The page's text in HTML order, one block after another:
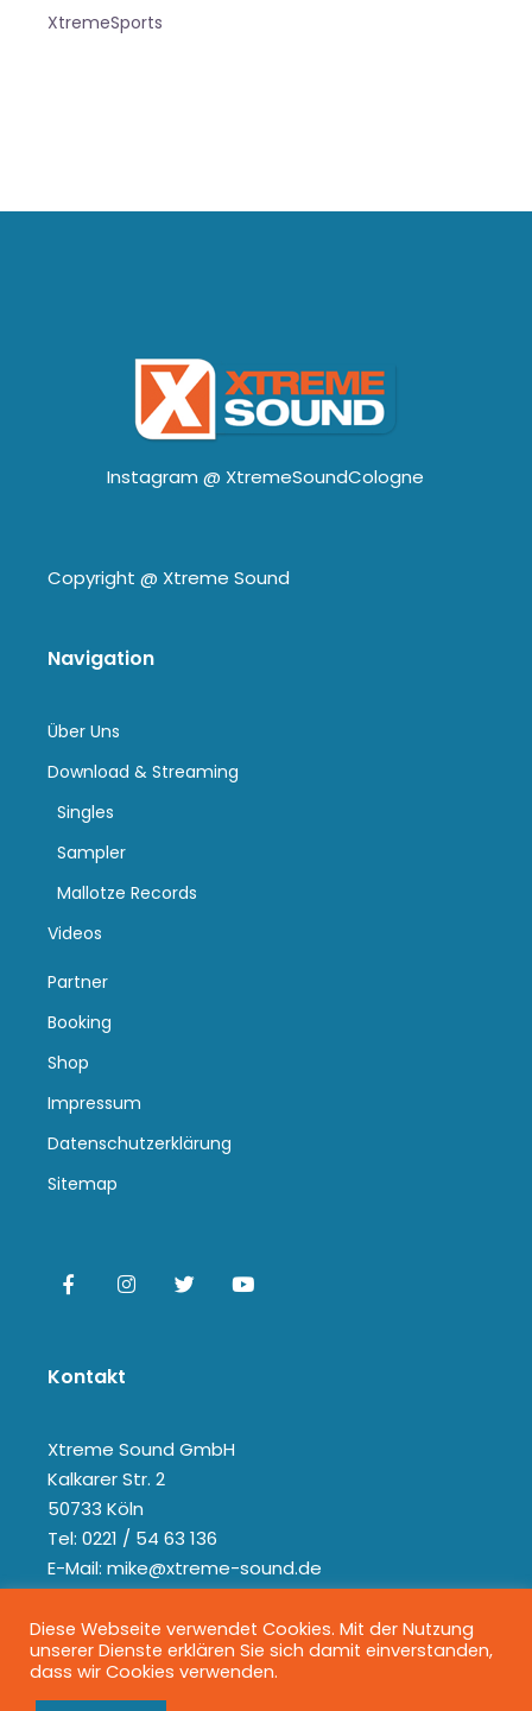
XtremeSports
Instagram @ XtremeSoundCologne
Copyright @ Xtreme Sound
Navigation
Über Uns
Download & Streaming
Singles
Sampler
Mallotze Records
Videos
Partner
Booking
Shop
Impressum
Datenschutzerklärung
Sitemap
Kontakt
Xtreme Sound GmbH
Kalkarer Str. 2
50733 Köln
Tel: 0221 / 54 63 136
E-Mail: mike@xtreme-sound.de
Diese Webseite verwendet Cookies. Mit der Nutzung
unserer Dienste erklären Sie sich damit einverstanden,
dass wir Cookies verwenden.